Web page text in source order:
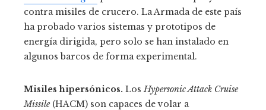
contra misiles de crucero. La Armada de este país
ha probado varios sistemas y prototipos de
energía dirigida, pero solo se han instalado en
algunos barcos de forma experimental.
Misiles hipersónicos. LosHypersonic Attack Cruise
Missile(HACM) son capaces de volar a